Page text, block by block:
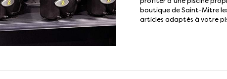
boutique de Saint-Mitre
articles adaptés à votre